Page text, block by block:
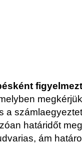
a
határidőt
ám